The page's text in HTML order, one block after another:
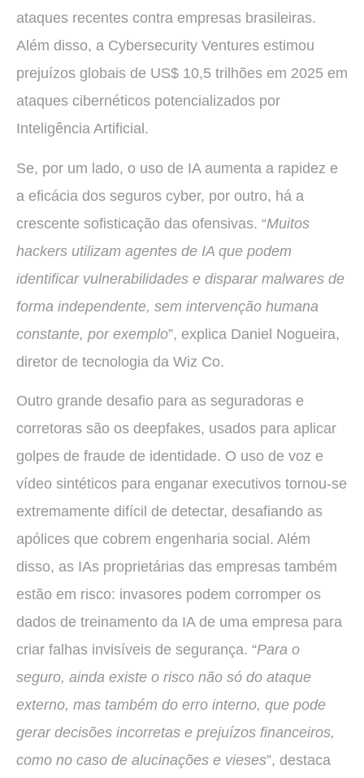
ataques recentes contra empresas brasileiras.
Além disso, a Cybersecurity Ventures estimou
prejuízos globais de US$ 10,5 trilhões em 2025 em
ataques cibernéticos potencializados por
Inteligência Artificial.
Se, por um lado, o uso de IA aumenta a rapidez e
a eficácia dos seguros cyber, por outro, há a
crescente sofisticação das ofensivas. “Muitos
hackers utilizam agentes de IA que podem
identificar vulnerabilidades e disparar malwares de
forma independente, sem intervenção humana
constante, por exemplo”, explica Daniel Nogueira,
diretor de tecnologia da Wiz Co.
Outro grande desafio para as seguradoras e
corretoras são os deepfakes, usados para aplicar
golpes de fraude de identidade. O uso de voz e
vídeo sintéticos para enganar executivos tornou-se
extremamente difícil de detectar, desafiando as
apólices que cobrem engenharia social. Além
disso, as IAs proprietárias das empresas também
estão em risco: invasores podem corromper os
dados de treinamento da IA de uma empresa para
criar falhas invisíveis de segurança. “Para o
seguro, ainda existe o risco não só do ataque
externo, mas também do erro interno, que pode
gerar decisões incorretas e prejuízos financeiros,
como no caso de alucinações e vieses”, destaca